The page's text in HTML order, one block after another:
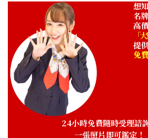
想
名
高
「
提
免
24小時免費隨時受理諮
一張照片即可鑑定！